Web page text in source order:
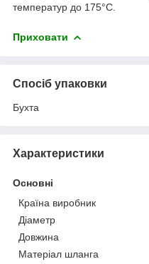
температур до 175°С.
Приховати
Спосіб упаковки
Бухта
Характеристики
Основні
Країна виробник
Діаметр
Довжина
Матеріал шланга